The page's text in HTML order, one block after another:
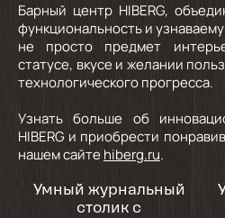
Барный центр HIBERG,
функциональность и
не просто предмет
статусе, вкусе и желании
технологического прогресса.
Узнать больше об
HIBERG и приобрести
нашем сайтеhiberg.ru.
Умный журнальный
столик с